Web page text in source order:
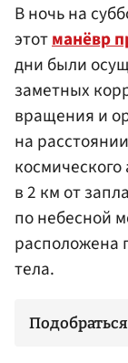
В ночь на
этотманёвр
дни были
заметных
вращения и
на
в 2 км от
по небесной
расположена
тела.